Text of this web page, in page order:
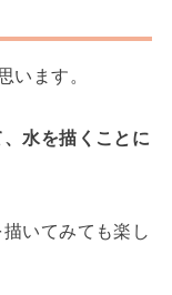
います。
水を描くことに
いてみても楽し